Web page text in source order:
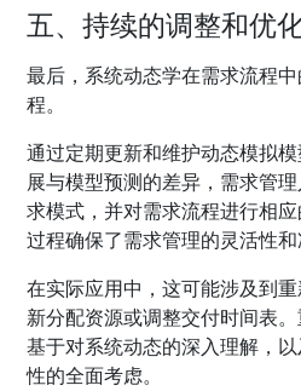
五、持续的调整和优
最后，系统动态学在需求流程
程。
通过定期更新和维护动态模拟
展与模型预测的差异，需求管
求模式，并对需求流程进行相
过程确保了需求管理的灵活性和
在实际应用中，这可能涉及到
新分配资源或调整交付时间表
基于对系统动态的深入理解，
性的全面考虑。